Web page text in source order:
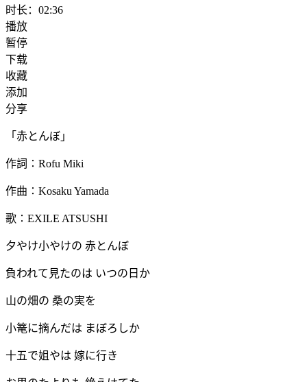
时长： 02:36
播放
暂停
下载
收藏
添加
分享
「赤とんぼ」
作詞∶Rofu Miki
作曲∶Kosaku Yamada
歌∶EXILE ATSUSHI
夕やけ小やけの 赤とんぼ
負われて見たのは いつの日か
山の畑の 桑の実を
小篭に摘んだは まぼろしか
十五で姐やは 嫁に行き